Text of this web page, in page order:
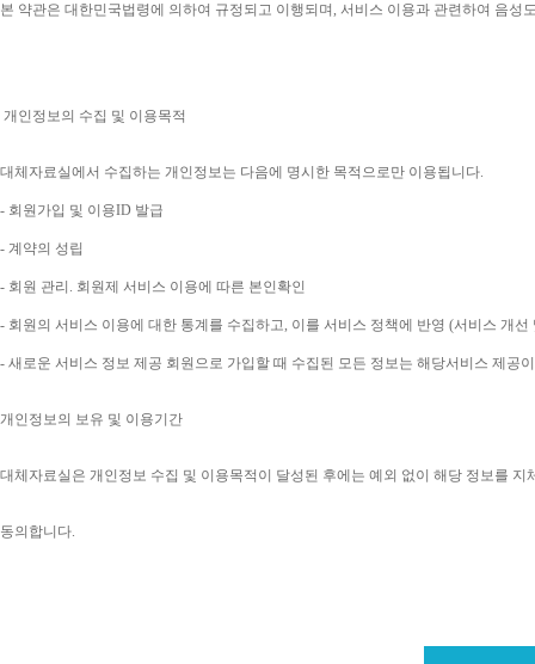
본 약관은 대한민국법령에 의하여 규정되고 이행되며, 서비스 이용과 관련하여 음성
개인정보의 수집 및 이용목적
대체자료실에서 수집하는 개인정보는 다음에 명시한 목적으로만 이용됩니다.
- 회원가입 및 이용ID 발급
- 계약의 성립
- 회원 관리 . 회원제 서비스 이용에 따른 본인확인
- 회원의 서비스 이용에 대한 통계를 수집하고, 이를 서비스 정책에 반영 (서비스 개선
- 새로운 서비스 정보 제공 회원으로 가입할 때 수집된 모든 정보는 해당서비스 제
개인정보의 보유 및 이용기간
대체자료실은 개인정보 수집 및 이용목적이 달성된 후에는 예외 없이 해당 정보를 지
동의합니다.